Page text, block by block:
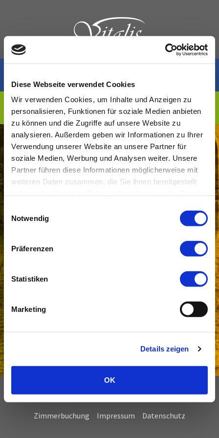
Diese Webseite verwendet Cookies
Wir verwenden Cookies, um Inhalte und Anzeigen zu
personalisieren, Funktionen für soziale Medien anbieten
zu können und die Zugriffe auf unsere Website zu
analysieren. Außerdem geben wir Informationen zu Ihrer
Verwendung unserer Website an unsere Partner für
soziale Medien, Werbung und Analysen weiter. Unsere
Partner führen diese Informationen möglicherweise mit
weiteren Daten zusammen, die Sie ihnen bereitgestellt
Cookies, wenn Sie unsere Webseite weiterhin nutzen.
Notwendig
Präferenzen
Statistiken
Marketing
Details zeigen
OK
Apartments
WOHLFÜHLEN IN BESONDERER ATMOSPHÄRE
Zimmerbuchung Impressum Datenschutz